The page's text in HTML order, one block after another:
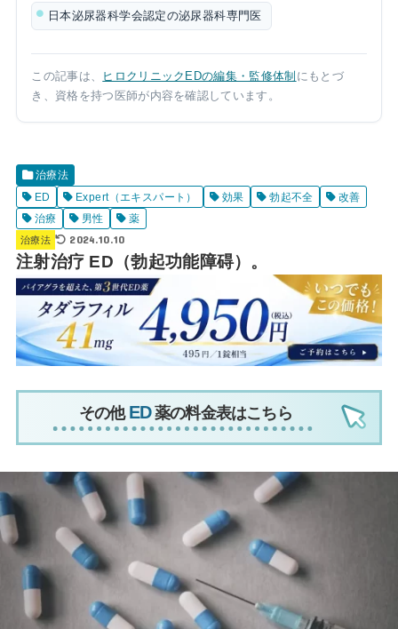
日本泌尿器科学会認定の泌尿器科専門医
この記事は、 ヒロクリニックEDの編集・監修体制 にもとづ
き、資格を持つ医師が内容を確認しています。
治療法
ED
Expert（エキスパート） 効果 勃起不全
改善
治療
男性 薬
治療法 2024.10.10
注射治疗 ED（勃起功能障碍）。
その他 薬の料金表はこちら